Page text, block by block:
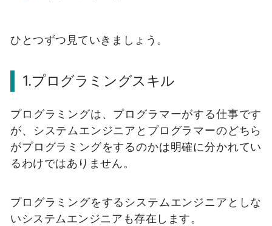
ひとつずつ見ていきましょう。
1.プログラミングスキル
プログラミングは、プログラマーがする仕事です
が、システムエンジニアとプログラマーのどちら
がプログラミングをするのかは明確に分かれてい
るわけではありません。
プログラミングをするシステムエンジニアとしな
いシステムエンジニアも存在します。